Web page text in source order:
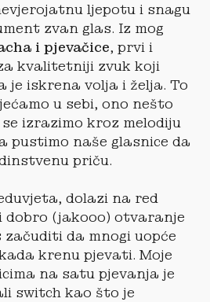
ljepotu i snagu
zvan glas. Iz mog
i pjevačice, prvi i
kvalitetniji zvuk koji
je iskrena volja i želja. To
u sebi, ono nešto
izrazimo kroz melodiju
pustimo naše glasnice da
priču.
dolazi na red
dobro (jakooo) otvaranje
začuditi da mnogi uopće
krenu pjevati. Moje
na satu pjevanja je
switch kao što je